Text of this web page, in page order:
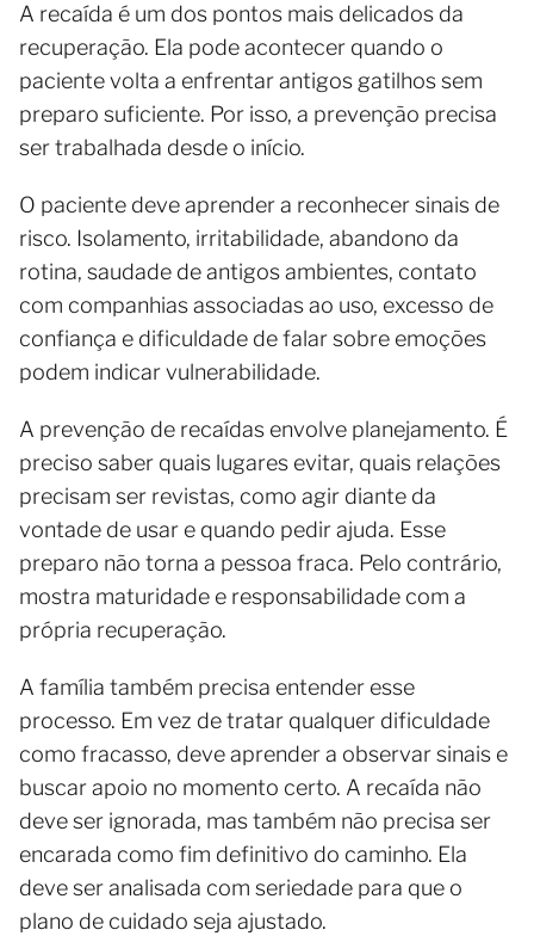
A recaída é um dos pontos mais delicados da
recuperação. Ela pode acontecer quando o
paciente volta a enfrentar antigos gatilhos sem
preparo suficiente. Por isso, a prevenção precisa
ser trabalhada desde o início.
O paciente deve aprender a reconhecer sinais de
risco. Isolamento, irritabilidade, abandono da
rotina, saudade de antigos ambientes, contato
com companhias associadas ao uso, excesso de
confiança e dificuldade de falar sobre emoções
podem indicar vulnerabilidade.
A prevenção de recaídas envolve planejamento. É
preciso saber quais lugares evitar, quais relações
precisam ser revistas, como agir diante da
vontade de usar e quando pedir ajuda. Esse
preparo não torna a pessoa fraca. Pelo contrário,
mostra maturidade e responsabilidade com a
própria recuperação.
A família também precisa entender esse
processo. Em vez de tratar qualquer dificuldade
como fracasso, deve aprender a observar sinais e
buscar apoio no momento certo. A recaída não
deve ser ignorada, mas também não precisa ser
encarada como fim definitivo do caminho. Ela
deve ser analisada com seriedade para que o
plano de cuidado seja ajustado.